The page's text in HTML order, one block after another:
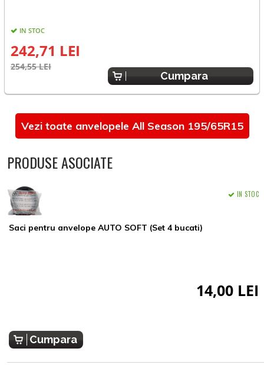
IN STOC
242,71 LEI
254,55 LEI
Cumpara
Vezi toate anvelopele All Season 195/65R15
PRODUSE ASOCIATE
Saci pentru anvelope AUTO SOFT (Set 4 bucati)
IN STOC
14,00 LEI
Cumpara